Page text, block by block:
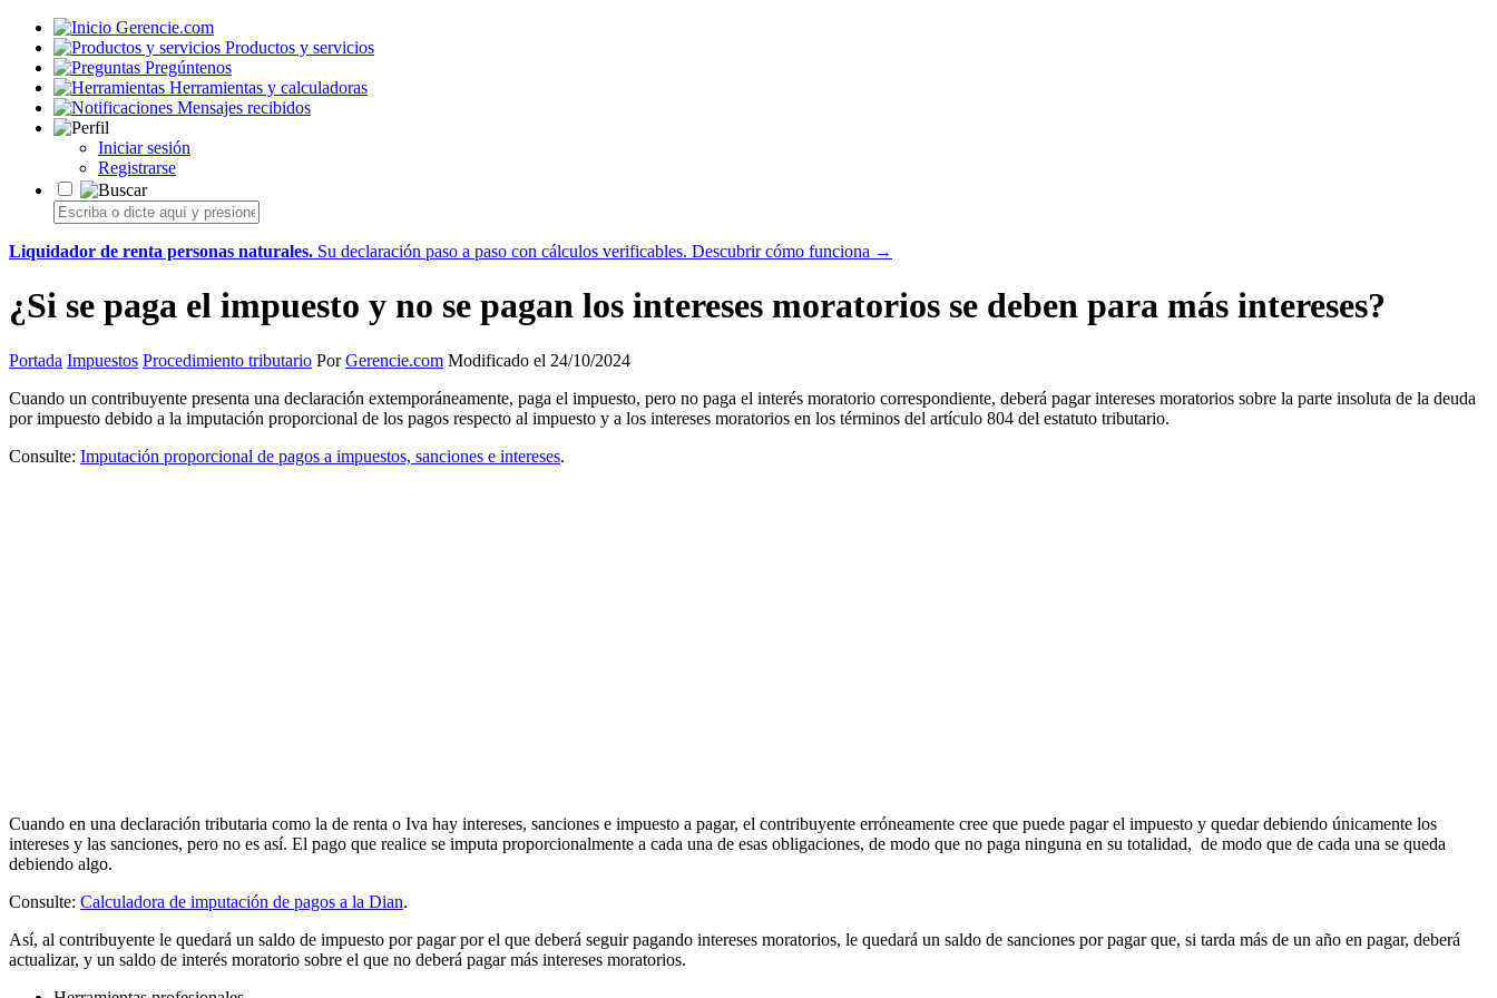
Gerencie.com
Productos y servicios
Pregúntenos
Herramientas y calculadoras
Mensajes recibidos
Iniciar sesión
Registrarse
Liquidador de renta personas naturales. Su declaración paso a paso con cálculos verificables. Descubrir cómo funciona →
¿Si se paga el impuesto y no se pagan los intereses moratorios se deben para más intereses?
Portada Impuestos Procedimiento tributario PorGerencie.com Modificado el 24/10/2024
Cuando un contribuyente presenta una declaración extemporáneamente, paga el impuesto, pero no paga el interés moratorio correspondiente, deberá pagar intereses moratorios sobre la parte insoluta de la deuda
por impuesto debido a la imputación proporcional de los pagos respecto al impuesto y a los intereses moratorios en los términos del artículo 804 del estatuto tributario.
Consulte: Imputación proporcional de pagos a impuestos, sanciones e intereses.
Cuando en una declaración tributaria como la de renta o Iva hay intereses, sanciones e impuesto a pagar, el contribuyente erróneamente cree que puede pagar el impuesto y quedar debiendo únicamente los
intereses y las sanciones, pero no es así. El pago que realice se imputa proporcionalmente a cada una de esas obligaciones, de modo que no paga ninguna en su totalidad, de modo que de cada una se queda
debiendo algo.
Consulte: Calculadora de imputación de pagos a la Dian.
Así, al contribuyente le quedará un saldo de impuesto por pagar por el que deberá seguir pagando intereses moratorios, le quedará un saldo de sanciones por pagar que, si tarda más de un año en pagar, deberá
actualizar, y un saldo de interés moratorio sobre el que no deberá pagar más intereses moratorios.